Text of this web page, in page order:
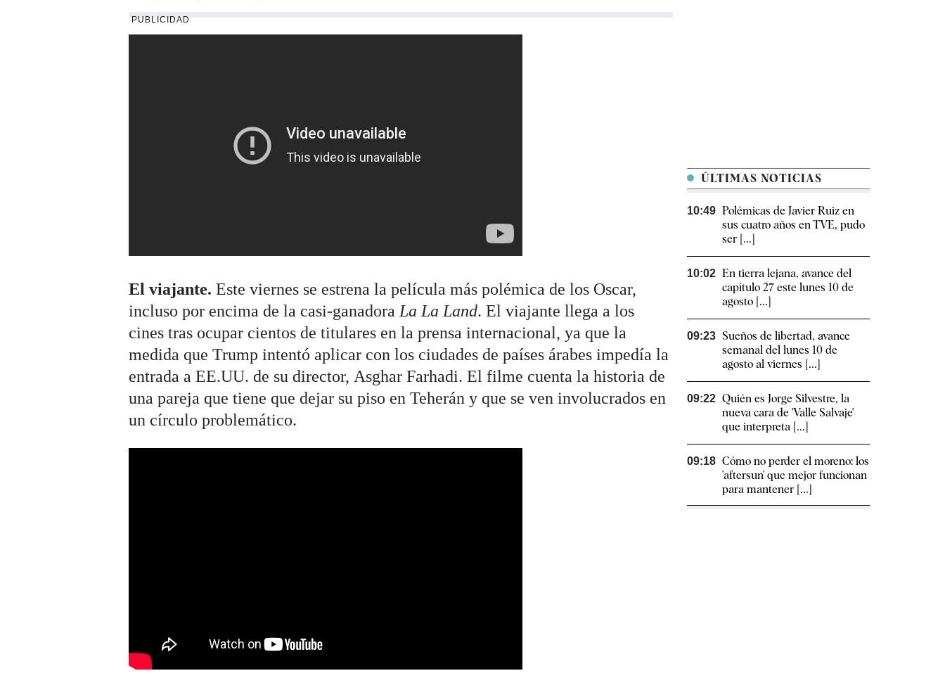
PUBLICIDAD
El viajante. Este viernes se estrena la película más polémica de los Oscar,
incluso por encima de la casi-ganadoraLa La Land. El viajante llega a los
cines tras ocupar cientos de titulares en la prensa internacional, ya que la
medida que Trump intentó aplicar con los ciudades de países árabes impedía la
entrada a EE.UU. de su director, Asghar Farhadi. El filme cuenta la historia de
una pareja que tiene que dejar su piso en Teherán y que se ven involucrados en
un círculo problemático.
ÚLTIMAS NOTICIAS
10:49 Polémicas de Javier Ruiz en
sus cuatro años en TVE, pudo
ser [...]
10:02 En tierra lejana, avance del
capítulo 27 este lunes 10 de
agosto [...]
09:23 Sueños de libertad, avance
semanal del lunes 10 de
agosto al viernes [...]
09:22 Quién es Jorge Silvestre, la
nueva cara de 'Valle Salvaje'
que interpreta [...]
09:18 Cómo no perder el moreno: los
'aftersun' que mejor funcionan
para mantener [...]